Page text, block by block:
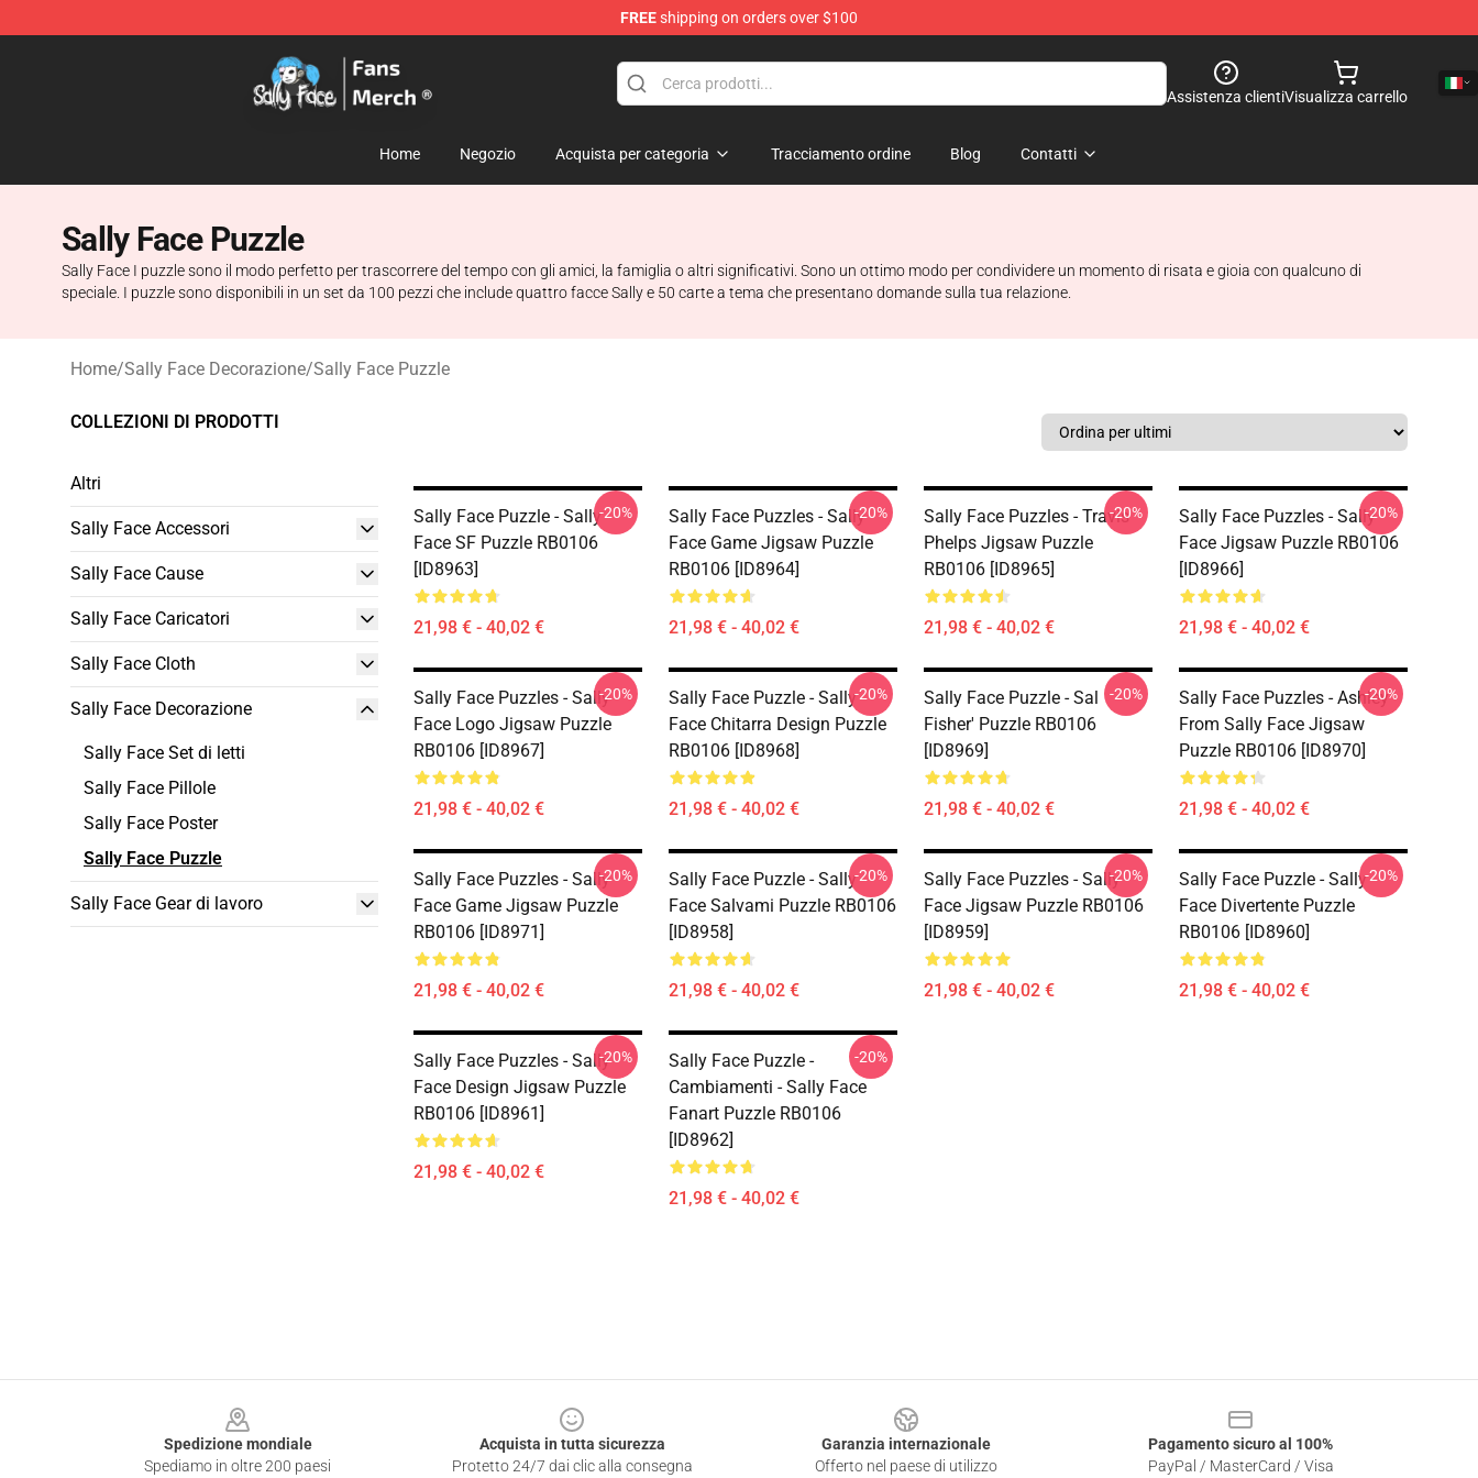
FREEshipping on orders over $100
Sally Face Store - Official Sally Face Merchandise Shop
Assistenza clientiVisualizza carrello
Home Negozio Acquista per categoria Tracciamento ordine Blog Contatti
Sally Face Puzzle
Sally Face I puzzle sono il modo perfetto per trascorrere del tempo con gli amici, la famiglia o altri significativi. Sono un ottimo modo per condividere un momento di risata e gioia con qualcuno di
speciale. I puzzle sono disponibili in un set da 100 pezzi che include quattro facce Sally e 50 carte a tema che presentano domande sulla tua relazione.
Home/Sally Face Decorazione/Sally Face Puzzle
COLLEZIONI DI PRODOTTI
Altri
Sally Face Accessori
Sally Face Cause
Sally Face Caricatori
Sally Face Cloth
Sally Face Decorazione
Sally Face Set di letti
Sally Face Pillole
Sally Face Poster
Sally Face Puzzle
Sally Face Gear di lavoro
Sally Face Puzzle - Sally
Face SF Puzzle RB0106
[ID8963]
21,98 € - 40,02 €
-20%
Sally Face Puzzles - Sally
Face Game Jigsaw Puzzle
RB0106 [ID8964]
21,98 € - 40,02 €
-20%
Sally Face Puzzles - Travis
Phelps Jigsaw Puzzle
RB0106 [ID8965]
21,98 € - 40,02 €
-20%
Sally Face Puzzles - Sally
Face Jigsaw Puzzle RB0106
[ID8966]
21,98 € - 40,02 €
-20%
Sally Face Puzzles - Sally
Face Logo Jigsaw Puzzle
RB0106 [ID8967]
21,98 € - 40,02 €
-20%
Sally Face Puzzle - Sally
Face Chitarra Design Puzzle
RB0106 [ID8968]
21,98 € - 40,02 €
-20%
Sally Face Puzzle - Sal
Fisher' Puzzle RB0106
[ID8969]
21,98 € - 40,02 €
-20%
Sally Face Puzzles - Ashley
From Sally Face Jigsaw
Puzzle RB0106 [ID8970]
21,98 € - 40,02 €
-20%
Sally Face Puzzles - Sally
Face Game Jigsaw Puzzle
RB0106 [ID8971]
21,98 € - 40,02 €
-20%
Sally Face Puzzle - Sally
Face Salvami Puzzle RB0106
[ID8958]
21,98 € - 40,02 €
-20%
Sally Face Puzzles - Sally
Face Jigsaw Puzzle RB0106
[ID8959]
21,98 € - 40,02 €
-20%
Sally Face Puzzle - Sally
Face Divertente Puzzle
RB0106 [ID8960]
21,98 € - 40,02 €
-20%
Sally Face Puzzles - Sally
Face Design Jigsaw Puzzle
RB0106 [ID8961]
21,98 € - 40,02 €
-20%
Sally Face Puzzle -
Cambiamenti - Sally Face
Fanart Puzzle RB0106
[ID8962]
21,98 € - 40,02 €
-20%
Spedizione mondiale
Spediamo in oltre 200 paesi
Acquista in tutta sicurezza
Protetto 24/7 dai clic alla consegna
Garanzia internazionale
Offerto nel paese di utilizzo
Pagamento sicuro al 100%
PayPal / MasterCard / Visa